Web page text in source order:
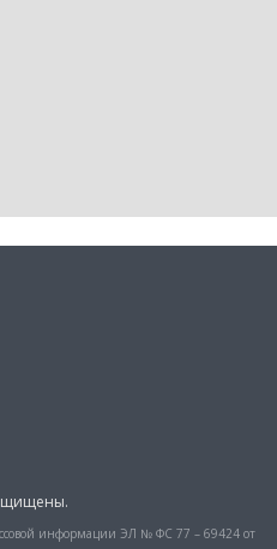
информации ЭЛ № ФС 77 – 69424 от